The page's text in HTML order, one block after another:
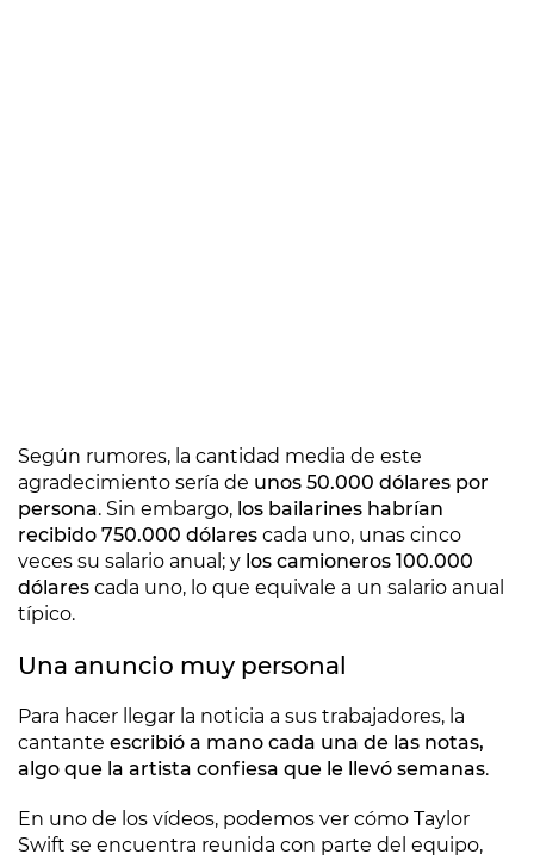
Según rumores, la cantidad media de este
agradecimiento sería de unos 50.000 dólares por
persona. Sin embargo, los bailarines habrían
recibido 750.000 dólares cada uno, unas cinco
veces su salario anual; y los camioneros 100.000
dólares cada uno, lo que equivale a un salario anual
típico.
Una anuncio muy personal
Para hacer llegar la noticia a sus trabajadores, la
cantante escribió a mano cada una de las notas,
algo que la artista confiesa que le llevó semanas.
En uno de los vídeos, podemos ver cómo Taylor
Swift se encuentra reunida con parte del equipo,